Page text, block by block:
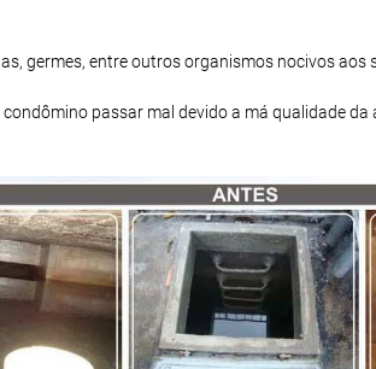
germes, entre outros organismos nocivos aos
condômino passar mal devido a má qualidade da